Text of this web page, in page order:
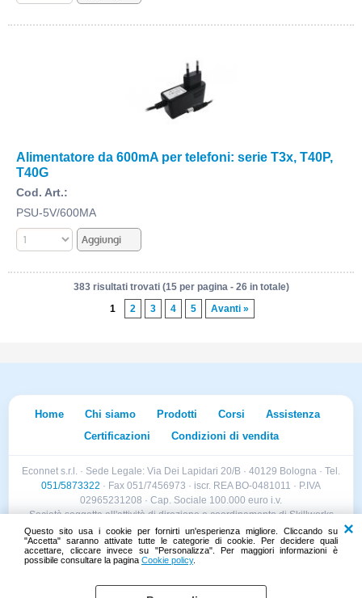
Questo sito usa i cookie per fornirti un'esperienza migliore. Cliccando su
"Accetta" saranno attivate tutte le categorie di cookie. Per decidere quali
accettare, cliccare invece su "Personalizza". Per maggiori informazioni è
possibile consultare la pagina Cookie policy.
Alimentatore da 600mA per telefoni: serie T3x, T40P,
T40G
Cod. Art.:
PSU-5V/600MA
383 risultati trovati (15 per pagina - 26 in totale)
1
2 3 4 5 Avanti »
Home Chi siamo Prodotti Corsi
Assistenza
Certificazioni
Condizioni di vendita
Econnet s.r.l. · Sede Legale: Via Dei Lapidari 20/B · 40129 Bologna · Tel.
051/5873322 · Fax 051/7456973 · iscr. REA BO-0481011 · P.IVA
02965231208 · Cap. Sociale 100.000 euro i.v.
Società soggetta all'attività di direzione e coordinamento di Skillworks
Holding s.r.l. · Sede Legale: Via Vittorio Emanuele II 28 · Roncadelle (BS)
- C.F. 04151440981